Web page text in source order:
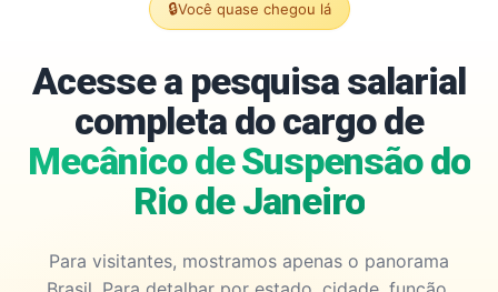
🔒Você quase chegou lá
Acesse a pesquisa salarial
completa do cargo de
Mecânico de Suspensão do
Rio de Janeiro
Para visitantes, mostramos apenas o panorama